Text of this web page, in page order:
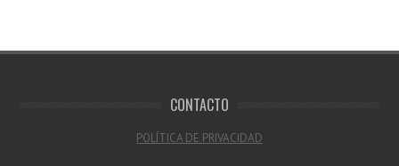
CONTACTO
POLÍTICA DE PRIVACIDAD